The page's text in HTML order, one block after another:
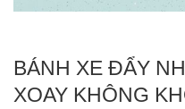
BÁNH XE ĐẨY
XOAY KHÔNG